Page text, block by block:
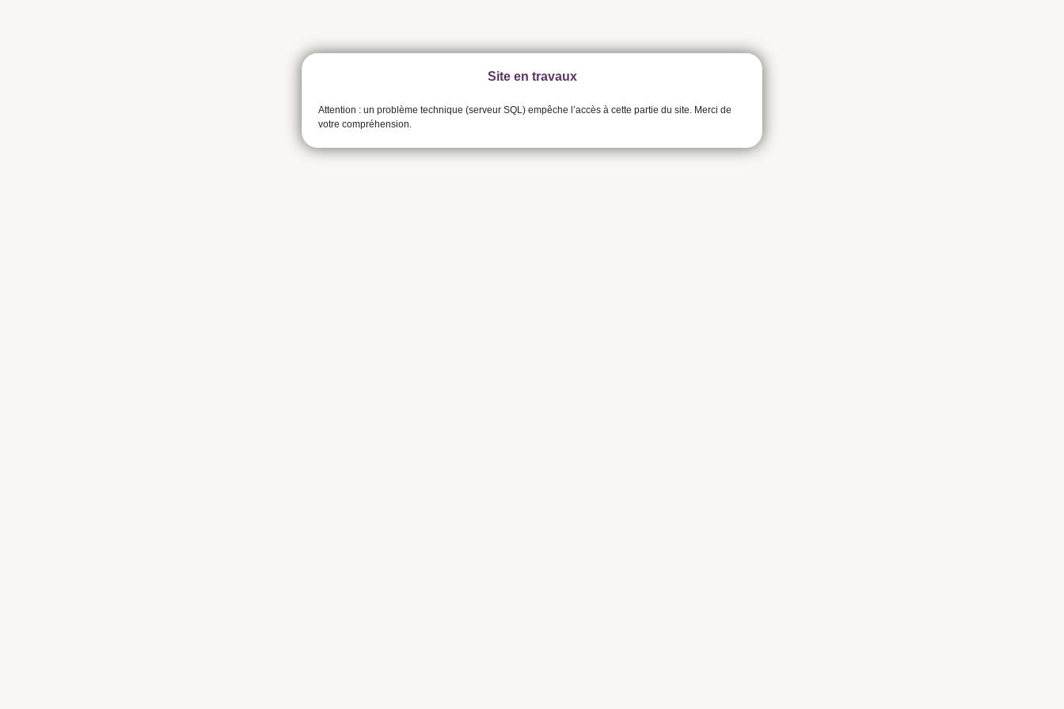
Site en travaux
Attention : un problème technique (serveur SQL) empêche l’accès à cette partie du site. Merci de
votre compréhension.